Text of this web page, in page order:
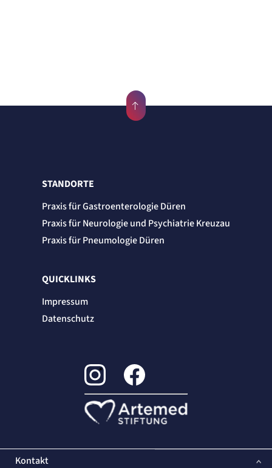
Kontakt
STANDORTE
Praxis für Gastroenterologie Düren
Praxis für Neurologie und Psychiatrie Kreuzau
Praxis für Pneumologie Düren
QUICKLINKS
Impressum
Datenschutz